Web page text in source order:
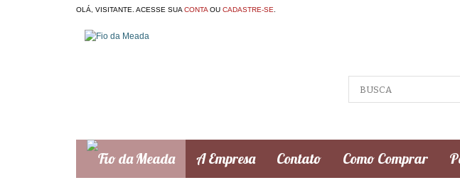
OLÁ, VISITANTE. ACESSE SUA CONTA OU CADASTRE-SE
A Empresa Contato Como Comprar